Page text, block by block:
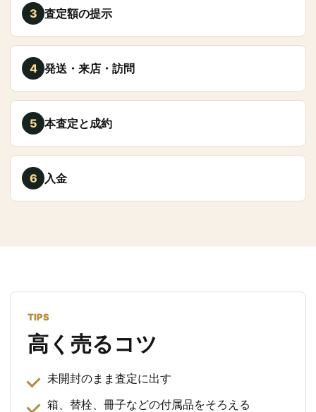
3 査定額の提示
4 発送・来店・訪問
5 本査定と成約
6 入金
TIPS
高く売るコツ
未開封のまま査定に出す
箱、替栓、冊子などの付属品をそろえる